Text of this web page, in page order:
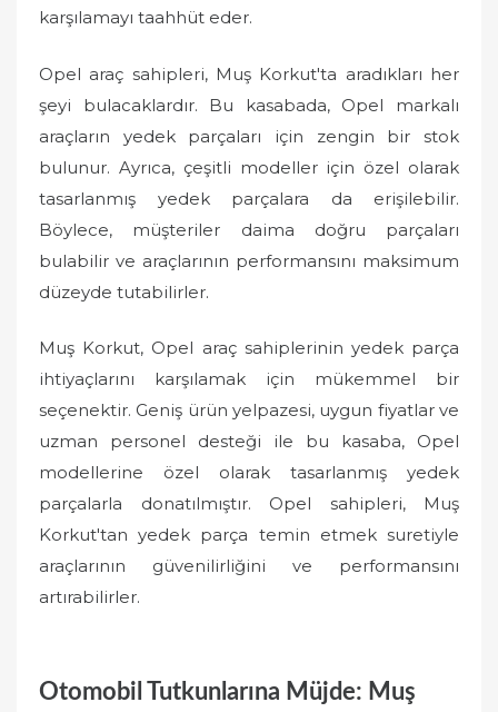
karşılamayı taahhüt eder.
Opel araç sahipleri, Muş Korkut'ta aradıkları her
şeyi bulacaklardır. Bu kasabada, Opel markalı
araçların yedek parçaları için zengin bir stok
bulunur. Ayrıca, çeşitli modeller için özel olarak
tasarlanmış yedek parçalara da erişilebilir.
Böylece, müşteriler daima doğru parçaları
bulabilir ve araçlarının performansını maksimum
düzeyde tutabilirler.
Muş Korkut, Opel araç sahiplerinin yedek parça
ihtiyaçlarını karşılamak için mükemmel bir
seçenektir. Geniş ürün yelpazesi, uygun fiyatlar ve
uzman personel desteği ile bu kasaba, Opel
modellerine özel olarak tasarlanmış yedek
parçalarla donatılmıştır. Opel sahipleri, Muş
Korkut'tan yedek parça temin etmek suretiyle
araçlarının güvenilirliğini ve performansını
artırabilirler.
Otomobil Tutkunlarına Müjde: Muş